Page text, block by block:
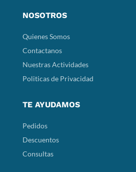
NOSOTROS
Quienes Somos
Contactanos
Nuestras Actividades
Politicas de Privacidad
TE AYUDAMOS
Pedidos
Descuentos
Consultas